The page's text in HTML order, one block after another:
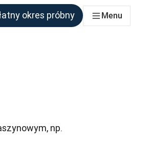
okres próbny Menu
np.